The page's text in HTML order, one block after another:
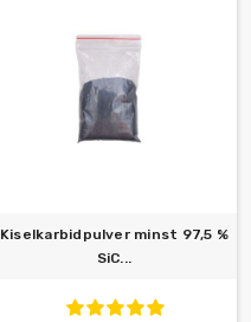
Kiselkarbidpulver minst 97,5 %
SiC...